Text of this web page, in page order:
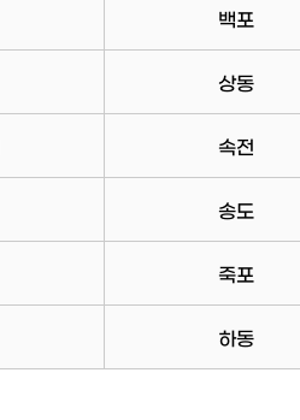
백포
상동
속전
송도
죽포
하동